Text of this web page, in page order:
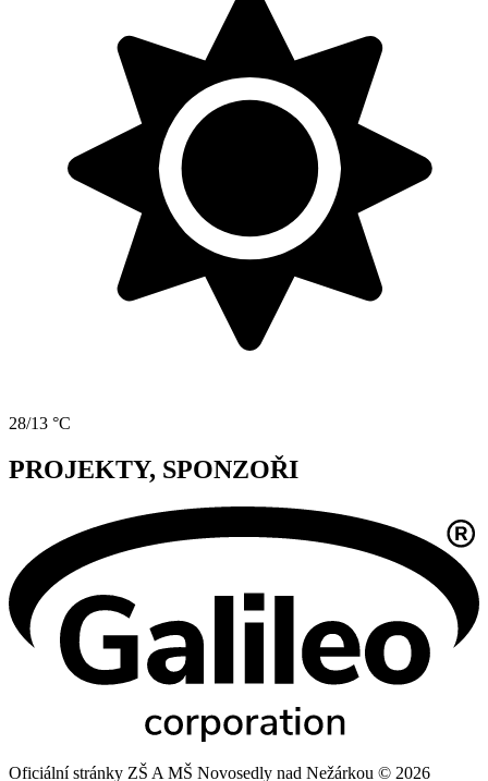
28/13 °C
PROJEKTY, SPONZOŘI
Oficiální stránky ZŠ A MŠ Novosedly nad Nežárkou © 2026